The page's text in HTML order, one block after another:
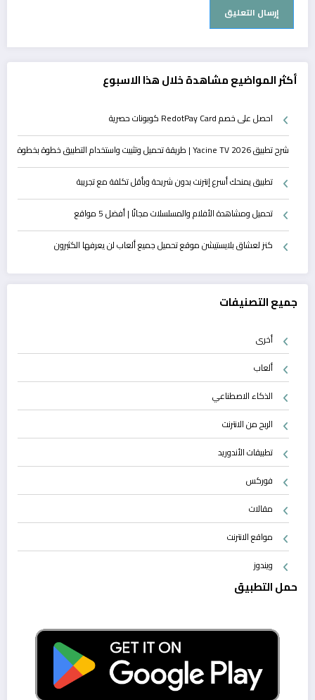
أكثر المواضيع مشاهدة خلال هذا الاسبوع
احصل على خصم RedotPay Card كوبونات حصرية
شرح تطبيق Yacine TV 2026 | طريقة تحميل وتثبيت واستخدام التطبيق خطوة بخطوة
تطبيق يمنحك أسرع إنترنت بدون شريحة وبأقل تكلفة مع تجريبة
تحميل ومشاهدة الأفلام والمسلسلات مجانًا | أفضل 5 مواقع
كنز لعشاق بلايستيشن موقع تحميل جميع ألعاب لن يعرفها الكثيرون
جميع التصنيفات
أخرى
ألعاب
الذكاء الاصطناعي
الربح من الانترنت
تطبيقات الأندوريد
فوركس
مقالات
مواقع الانترنت
ويندوز
حمل التطبيق